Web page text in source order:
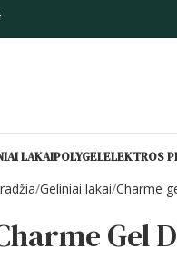
LAKAIPOLYGELELEKTROS
Geliniai lakai Charme
Gel